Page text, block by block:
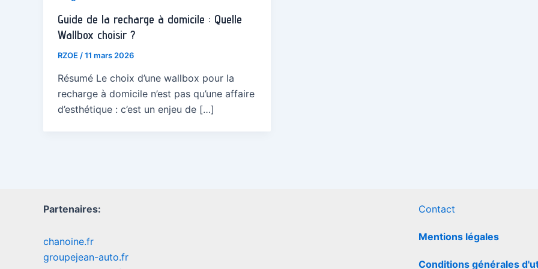
Guide de la recharge à domicile : Quelle
Wallbox choisir ?
RZOE /11 mars 2026
Résumé Le choix d’une wallbox pour la
recharge à domicile n’est pas qu’une affaire
d’esthétique : c’est un enjeu de […]
Partenaires:
chanoine.fr
groupejean-auto.fr
Contact
Mentions légales
Conditions générales